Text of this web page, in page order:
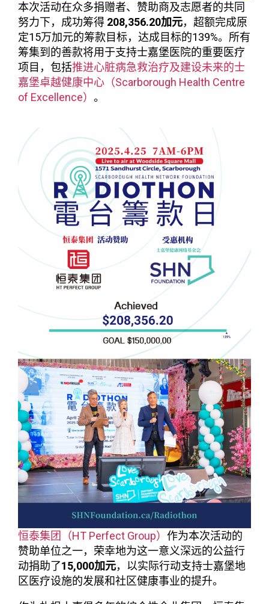
本次活动在众多捐赠者、赞助商及志愿者的共同
努力下，成功筹得 208,356.20加元，超额完成原
定15万加元的筹款目标，达成目标的139%。所有
筹集到的善款将用于支持士嘉堡医院的重要医疗
项目，包括推进心脏病急救治疗及建设未来的士
嘉堡卓越健康中心（Scarborough Health Centre
of Excellence） 。
恒泰集团（HT Perfect Group） 作为本次活动的
赞助单位之一，荣幸地为这一意义深远的公益行
动捐助了15,000加元，以实际行动支持士嘉堡地
区医疗设施的发展和社区健康事业的提升。